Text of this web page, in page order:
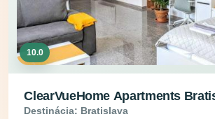
10.0
ClearVueHome Apartments
Destinácia: Bratislava